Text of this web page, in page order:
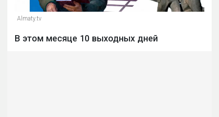
Almaty.tv
В этом месяце 10 выходных дней